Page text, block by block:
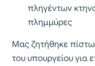
πληγέντων
πλημμύρες
Μας ζητήθηκε
του υπουργείου για